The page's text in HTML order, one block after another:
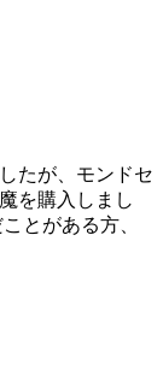
たが、モンドセ
を購入しまし
とがある方、